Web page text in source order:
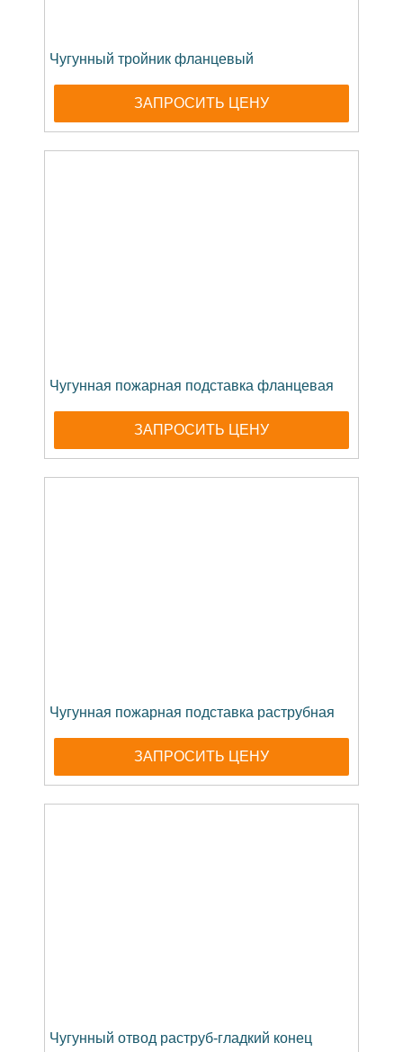
Чугунный тройник фланцевый
ЗАПРОСИТЬ ЦЕНУ
Чугунная пожарная подставка фланцевая
ЗАПРОСИТЬ ЦЕНУ
Чугунная пожарная подставка раструбная
ЗАПРОСИТЬ ЦЕНУ
Чугунный отвод раструб-гладкий конец